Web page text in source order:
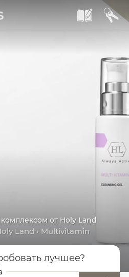
A B
от Holy Land
Land › Multivitamin
лучшее?